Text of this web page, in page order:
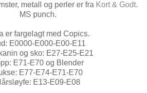
metall og perler er fra Kort & Godt.
MS punch.
er fargelagt med Copics.
E0000-E000-E00-E11
og sko: E27-E25-E21
E71-E70 og Blender
E77-E74-E71-E70
E13-E09-E08